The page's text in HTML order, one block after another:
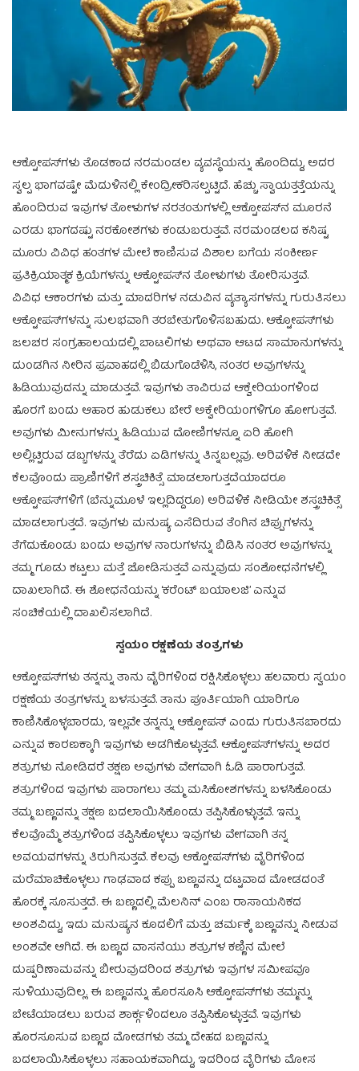
ಆಕ್ಟೋಪಸ್‌ಗಳು ತೊಡಕಾದ ನರಮಂಡಲ ವ್ಯವಸ್ಥೆಯನ್ನು ಹೊಂದಿದ್ದು, ಅದರ
ಸ್ವಲ್ಪ ಭಾಗವಷ್ಟೇ ಮೆದುಳಿನಲ್ಲಿ ಕೇಂದ್ರೀಕರಿಸಲ್ಪಟ್ಟಿದೆ. ಹೆಚ್ಚು ಸ್ವಾಯತ್ತತ್ತೆಯನ್ನು
ಹೊಂದಿರುವ ಇವುಗಳ ತೋಳುಗಳ ನರತಂತುಗಳಲ್ಲಿ ಆಕ್ಟೋಪಸ್‌ನ ಮೂರನೆ
ಎರಡು ಭಾಗದಷ್ಟು ನರಕೋಶಗಳು ಕಂಡುಬರುತ್ತವೆ. ನರಮಂಡಲದ ಕನಿಷ್ಟ
ಮೂರು ವಿವಿಧ ಹಂತಗಳ ಮೇಲೆ ಕಾಣಿಸುವ ವಿಶಾಲ ಬಗೆಯ ಸಂಕೀರ್ಣ
ಪ್ರತಿಕ್ರಿಯಾತ್ಮಕ ಕ್ರಿಯೆಗಳನ್ನು ಆಕ್ಟೋಪಸ್‌ನ ತೋಳುಗಳು ತೋರಿಸುತ್ತವೆ.
ವಿವಿಧ ಆಕಾರಗಳು ಮತ್ತು ಮಾದರಿಗಳ ನಡುವಿನ ವ್ಯತ್ಯಾಸಗಳನ್ನು ಗುರುತಿಸಲು
ಆಕ್ಟೋಪಸ್‌ಗಳನ್ನು ಸುಲಭವಾಗಿ ತರಬೇತುಗೊಳಿಸಬಹುದು. ಆಕ್ಟೋಪಸ್‌ಗಳು
ಜಲಚರ ಸಂಗ್ರಹಾಲಯದಲ್ಲಿ ಬಾಟಲಿಗಳು ಅಥವಾ ಆಟದ ಸಾಮಾನುಗಳನ್ನು
ದುಂಡಗಿನ ನೀರಿನ ಪ್ರವಾಹದಲ್ಲಿ ಬಿಡುಗೊಡೆಳಿಸಿ, ನಂತರ ಅವುಗಳನ್ನು
ಹಿಡಿಯುವುದನ್ನು ಮಾಡುತ್ತವೆ. ಇವುಗಳು ತಾವಿರುವ ಆಕ್ವೇರಿಯಂಗಳಿಂದ
ಹೊರಗೆ ಬಂದು ಆಹಾರ ಹುಡುಕಲು ಬೇರೆ ಅಕ್ವೇರಿಯಂಗಳಿಗೂ ಹೋಗುತ್ತವೆ.
ಅವುಗಳು ಮೀನುಗಳನ್ನು ಹಿಡಿಯುವ ದೋಣಿಗಳನ್ನೂ ಏರಿ ಹೋಗಿ
ಅಲ್ಲಿಟ್ಟಿರುವ ಡಬ್ಬಗಳನ್ನು ತೆರೆದು ಏಡಿಗಳನ್ನು ತಿನ್ನಬಲ್ಲವು. ಅರಿವಳಿಕೆ ನೀಡದೇ
ಕೆಲವೊಂದು ಪ್ರಾಣಿಗಳಿಗೆ ಶಸ್ತ್ರಚಿಕಿತ್ಸೆ ಮಾಡಲಾಗುತ್ತದೆಯಾದರೂ
ಆಕ್ಟೋಪಸ್‌ಗಳಿಗೆ (ಬೆನ್ನುಮೂಳೆ ಇಲ್ಲದಿದ್ದರೂ) ಅರಿವಳಿಕೆ ನೀಡಿಯೇ ಶಸ್ತ್ರಚಿಕಿತ್ಸೆ
ಮಾಡಲಾಗುತ್ತದೆ. ಇವುಗಳು ಮನುಷ್ಯ ಎಸೆದಿರುವ ತೆಂಗಿನ ಚಿಪ್ಪುಗಳನ್ನು
ತೆಗೆದುಕೊಂಡು ಬಂದು ಅವುಗಳ ನಾರುಗಳನ್ನು ಬಿಡಿಸಿ ನಂತರ ಅವುಗಳನ್ನು
ತಮ್ಮ ಗೂಡು ಕಟ್ಟಲು ಮತ್ತೆ ಜೋಡಿಸುತ್ತವೆ ಎನ್ನುವುದು ಸಂಶೋಧನೆಗಳಲ್ಲಿ
ದಾಖಲಾಗಿದೆ. ಈ ಶೋಧನೆಯನ್ನು ‘ಕರೆಂಟ್ ಬಯಾಲಜಿ’ ಎನ್ನುವ
ಸಂಚಿಕೆಯಲ್ಲಿ ದಾಖಲಿಸಲಾಗಿದೆ.
ಸ್ವಯಂ ರಕ್ಷಣೆಯ ತಂತ್ರಗಳು
ಆಕ್ಟೋಪಸ್‌ಗಳು ತನ್ನನ್ನು ತಾನು ವೈರಿಗಳಿಂದ ರಕ್ಷಿಸಿಕೊಳ್ಳಲು ಹಲವಾರು ಸ್ವಯಂ
ರಕ್ಷಣೆಯ ತಂತ್ರಗಳನ್ನು ಬಳಸುತ್ತವೆ. ತಾನು ಪೂರ್ತಿಯಾಗಿ ಯಾರಿಗೂ
ಕಾಣಿಸಿಕೊಳ್ಳಬಾರದು, ಇಲ್ಲವೇ ತನ್ನನ್ನು ಆಕ್ಟೋಪಸ್ ಎಂದು ಗುರುತಿಸಬಾರದು
ಎನ್ನುವ ಕಾರಣಕ್ಕಾಗಿ ಇವುಗಳು ಅಡಗಿಕೊಳ್ಳುತ್ತವೆ. ಆಕ್ಟೋಪಸ್‌ಗಳನ್ನು ಅದರ
ಶತ್ರುಗಳು ನೋಡಿದರೆ ತಕ್ಷಣ ಅವುಗಳು ವೇಗವಾಗಿ ಓಡಿ ಪಾರಾಗುತ್ತವೆ.
ಶತ್ರುಗಳಿಂದ ಇವುಗಳು ಪಾರಾಗಲು ತಮ್ಮ ಮಸಿಕೋಶಗಳನ್ನು ಬಳಸಿಕೊಂಡು
ತಮ್ಮ ಬಣ್ಣವನ್ನು ತಕ್ಷಣ ಬದಲಾಯಿಸಿಕೊಂಡು ತಪ್ಪಿಸಿಕೊಳ್ಳುತ್ತವೆ. ಇನ್ನು
ಕೆಲವೊಮ್ಮೆ ಶತ್ರುಗಳಿಂದ ತಪ್ಪಿಸಿಕೊಳ್ಳಲು ಇವುಗಳು ವೇಗವಾಗಿ ತನ್ನ
ಅವಯವಗಳನ್ನು ತಿರುಗಿಸುತ್ತವೆ. ಕೆಲವು ಆಕ್ಟೋಪಸ್‌ಗಳು ವೈರಿಗಳಿಂದ
ಮರೆಮಾಚಿಕೊಳ್ಳಲು ಗಾಢವಾದ ಕಪ್ಪು ಬಣ್ಣವನ್ನು ದಟ್ಟವಾದ ಮೋಡದಂತೆ
ಹೊರಕ್ಕೆ ಸೂಸುತ್ತದೆ. ಈ ಬಣ್ಣದಲ್ಲಿ ಮೆಲನಿನ್ ಎಂಬ ರಾಸಾಯನಿಕದ
ಅಂಶವಿದ್ದು, ಇದು ಮನುಷ್ಯನ ಕೂದಲಿಗೆ ಮತ್ತು ಚರ್ಮಕ್ಕೆ ಬಣ್ಣವನ್ನು ನೀಡುವ
ಅಂಶವೇ ಆಗಿದೆ. ಈ ಬಣ್ಣದ ವಾಸನೆಯು ಶತ್ರುಗಳ ಕಣ್ಣಿನ ಮೇಲೆ
ದುಷ್ಪರಿಣಾಮವನ್ನು ಬೀರುವುದರಿಂದ ಶತ್ರುಗಳು ಇವುಗಳ ಸಮೀಪವೂ
ಸುಳಿಯುವುದಿಲ್ಲ. ಈ ಬಣ್ಣವನ್ನು ಹೊರಸೂಸಿ ಆಕ್ಟೋಪಸ್‌ಗಳು ತಮ್ಮನ್ನು
ಬೇಟೆಯಾಡಲು ಬರುವ ಶಾರ್ಕ್ಗಳಿಂದಲೂ ತಪ್ಪಿಸಿಕೊಳ್ಳುತ್ತವೆ. ಇವುಗಳು
ಹೊರಸೂಸುವ ಬಣ್ಣದ ಮೋಡಗಳು ತಮ್ಮ ದೇಹದ ಬಣ್ಣವನ್ನು
ಬದಲಾಯಿಸಿಕೊಳ್ಳಲು ಸಹಾಯಕವಾಗಿದ್ದು, ಇದರಿಂದ ವೈರಿಗಳು ಮೋಸ